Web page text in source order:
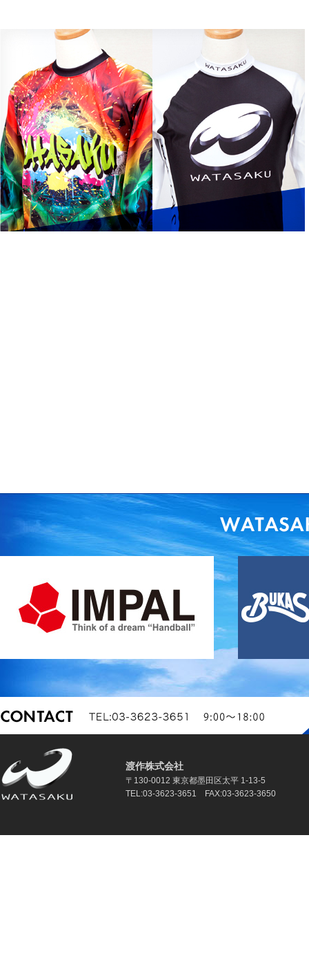
渡作株式会社
〒130-0012 東京都墨田区太平 1-13-5
TEL:03-3623-3651 FAX:03-3623-3650